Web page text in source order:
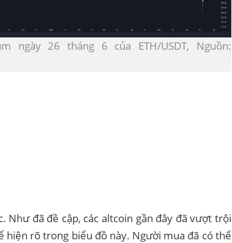
ngày 26 tháng 6 của ETH/USDT, Nguồn:
Như đã đề cập, các altcoin gần đây đã vượt trội
hiện rõ trong biểu đồ này. Người mua đã có thể